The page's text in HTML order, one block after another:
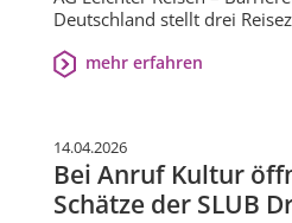
Deutschland stellt drei
mehr erfahren
14.04.2026
Bei Anruf Kultur
Schätze der SLUB